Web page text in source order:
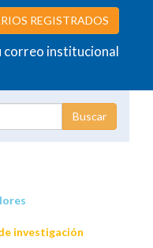
REGISTRADOS
correo institucional
investigación